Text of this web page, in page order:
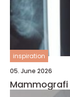
inspiration
05. June 2026